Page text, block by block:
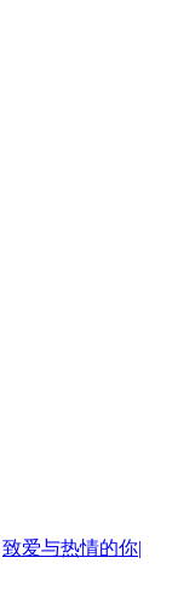
致爱与热情的你|